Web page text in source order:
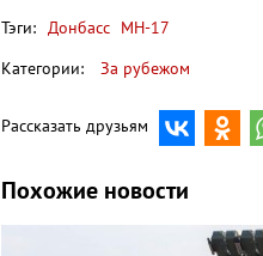
Тэги: Донбасс MH-17
Категории:
За рубежом
Рассказать друзьям
Похожие новости